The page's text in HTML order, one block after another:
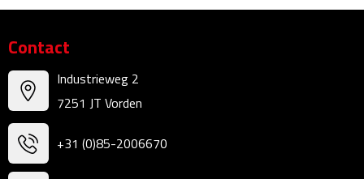
Visitekaartjes
Vlaggen
Bureau Toebehoren
Contact
Industrieweg 2
7251 JT Vorden
+31 (0)85-2006670